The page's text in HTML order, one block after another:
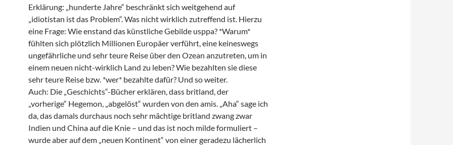
Erklärung: „hunderte Jahre“ beschränkt sich weitgehend auf
„idiotistan ist das Problem“. Was nicht wirklich zutreffend ist. Hierzu
eine Frage: Wie enstand das künstliche Gebilde usppa? *Warum*
fühlten sich plötzlich Millionen Europäer verführt, eine keineswegs
ungefährliche und sehr teure Reise über den Ozean anzutreten, um in
einem neuen nicht-wirklich Land zu leben? Wie bezahlten sie diese
sehr teure Reise bzw. *wer* bezahlte dafür? Und so weiter.
Auch: Die „Geschichts“-Bücher erklären, dass britland, der
„vorherige“ Hegemon, „abgelöst“ wurden von den amis. „Aha“ sage ich
da, das damals durchaus noch sehr mächtige britland zwang zwar
Indien und China auf die Knie – und das ist noch milde formuliert –
wurde aber auf dem „neuen Kontinent“ von einer geradezu lächerlich